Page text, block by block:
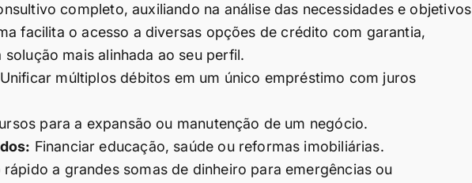
completo, auxiliando na análise das necessidades e objetivos
facilita o acesso a diversas opções de crédito com garantia,
mais alinhada ao seu perfil.
Unificar múltiplos débitos em um único empréstimo com juros
para a expansão ou manutenção de um negócio.
Financiar educação, saúde ou reformas imobiliárias.
rápido a grandes somas de dinheiro para emergências ou